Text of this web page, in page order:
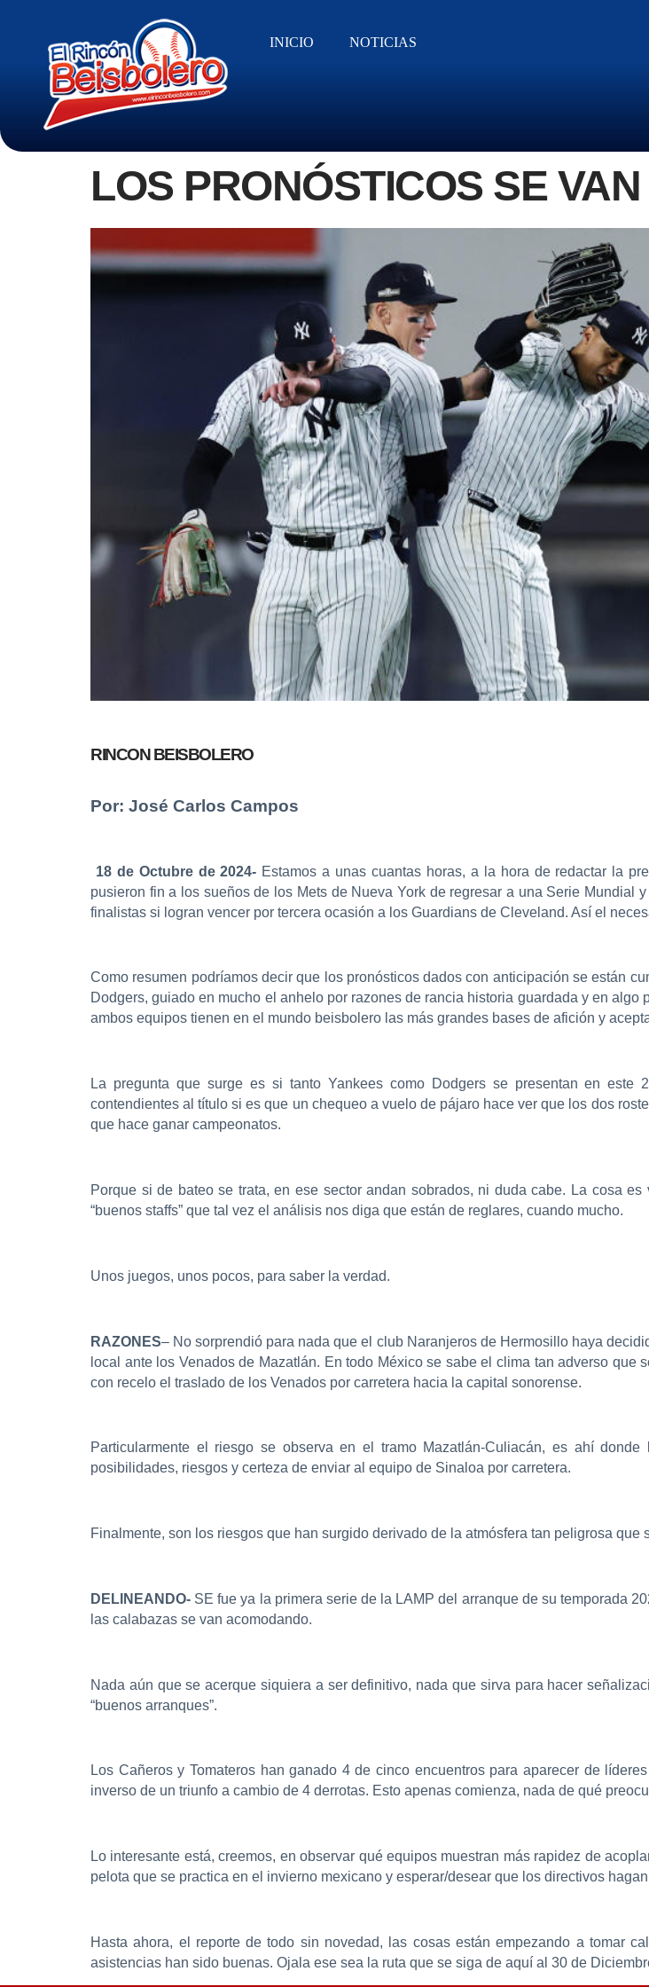
INICIO NOTICIAS
LOS PRONÓSTICOS SE
RINCON BEISBOLERO
Por: José Carlos Campos
18 de Octubre de 2024- Estamos a unas cuantas horas, a la hora de redactar la
pusieron fin a los sueños de los Mets de Nueva York de regresar a una Serie
finalistas si logran vencer por tercera ocasión a los Guardians de Cleveland. Así el
Como resumen podríamos decir que los pronósticos dados con anticipación se están
Dodgers, guiado en mucho el anhelo por razones de rancia historia guardada y en
ambos equipos tienen en el mundo beisbolero las más grandes bases de afición y
La pregunta que surge es si tanto Yankees como Dodgers se presentan en este
contendientes al título si es que un chequeo a vuelo de pájaro hace ver que los dos
que hace ganar campeonatos.
Porque si de bateo se trata, en ese sector andan sobrados, ni duda cabe. La cosa
“buenos staffs” que tal vez el análisis nos diga que están de reglares, cuando mucho.
Unos juegos, unos pocos, para saber la verdad.
RAZONES– No sorprendió para nada que el club Naranjeros de Hermosillo haya
local ante los Venados de Mazatlán. En todo México se sabe el clima tan adverso
con recelo el traslado de los Venados por carretera hacia la capital sonorense.
Particularmente el riesgo se observa en el tramo Mazatlán-Culiacán, es ahí
posibilidades, riesgos y certeza de enviar al equipo de Sinaloa por carretera.
Finalmente, son los riesgos que han surgido derivado de la atmósfera tan peligrosa
DELINEANDO- SE fue ya la primera serie de la LAMP del arranque de su temporada
las calabazas se van acomodando.
Nada aún que se acerque siquiera a ser definitivo, nada que sirva para hacer
“buenos arranques”.
Los Cañeros y Tomateros han ganado 4 de cinco encuentros para aparecer de
inverso de un triunfo a cambio de 4 derrotas. Esto apenas comienza, nada de qué
Lo interesante está, creemos, en observar qué equipos muestran más rapidez de
pelota que se practica en el invierno mexicano y esperar/desear que los directivos
Hasta ahora, el reporte de todo sin novedad, las cosas están empezando a tomar
asistencias han sido buenas. Ojala ese sea la ruta que se siga de aquí al 30 de